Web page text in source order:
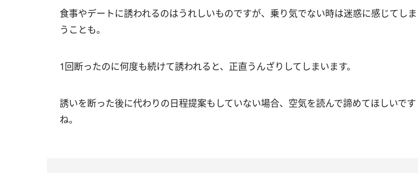
食事やデートに誘われるのはうれしいものですが、乗り気でない時は迷惑に感じてしま
うことも。
1回断ったのに何度も続けて誘われると、正直うんざりしてしまいます。
誘いを断った後に代わりの日程提案もしていない場合、空気を読んで諦めてほしいです
ね。